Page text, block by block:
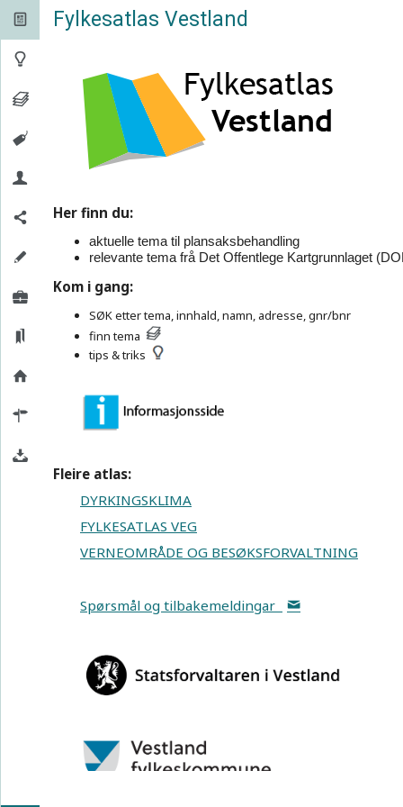
100 km
Bakgrunns-


Fylkesatlas Vestland
Her finn du:
aktuelle tema til plansaksbehandling
relevante tema frå Det Offentlege Kartgrunnlaget
Kom i gang:
SØK etter tema, innhald, namn, adresse, gnr/bnr
finn tema
tips & triks
Fleire atlas:
DYRKINGSKLIMA
FYLKESATLAS VEG
VERNEOMRÅDE OG BESØKSFORVALTNING
Spørsmål og tilbakemeldingar